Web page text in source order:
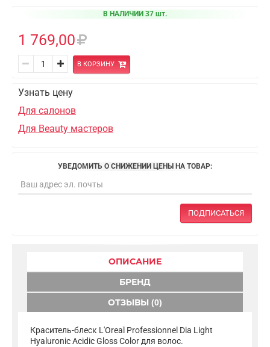
В НАЛИЧИИ 37 шт.
1 769,00
В КОРЗИНУ
Узнать цену
Для салонов
Для Beauty мастеров
УВЕДОМИТЬ О СНИЖЕНИИ ЦЕНЫ НА ТОВАР:
ПОДПИСАТЬСЯ
ОПИСАНИЕ
БРЕНД
ОТЗЫВЫ (0)
Краситель-блеск L'Oreal Professionnel Dia Light
Hyaluronic Acidic Gloss Color для волос.